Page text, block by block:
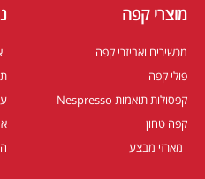
מוצרי קפה
מכשירים ואביזרי קפה
פולי קפה
קפסולות תואמות Nespresso
קפה טחון
מארזי מבצע